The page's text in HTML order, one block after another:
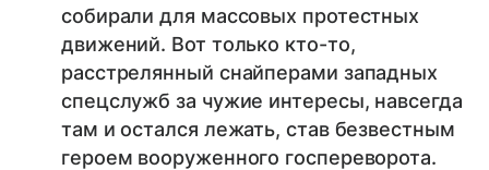
собирали для массовых протестных
движений. Вот только кто-то,
расстрелянный снайперами западных
спецслужб за чужие интересы, навсегда
там и остался лежать, став безвестным
героем вооруженного госпереворота.